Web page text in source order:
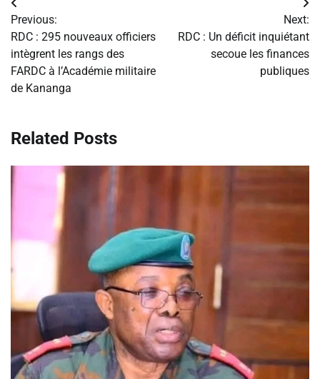
Navigation
de
l’article
Previous:
RDC : 295 nouveaux officiers
intègrent les rangs des
FARDC à l’Académie militaire
de Kananga
Next:
RDC : Un déficit inquiétant
secoue les finances
publiques
Related Posts